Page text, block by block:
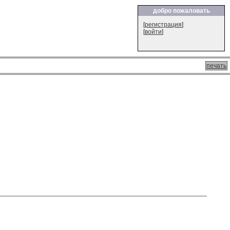
добро пожаловать
[регистрация]
[войти]
печать